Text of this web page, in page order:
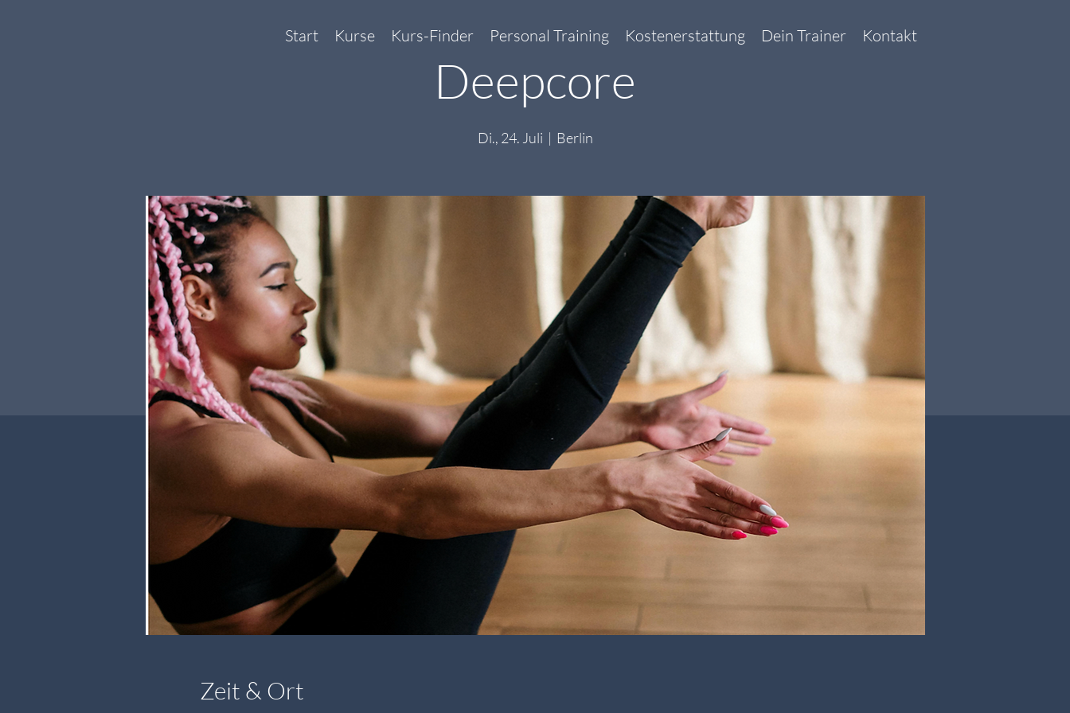
Deepcore
Di., 24. Juli
  |
Berlin
Zeit & Ort
Start Kurse Kurs-Finder Personal Training Kostenerstattung Dein Trainer Kontakt